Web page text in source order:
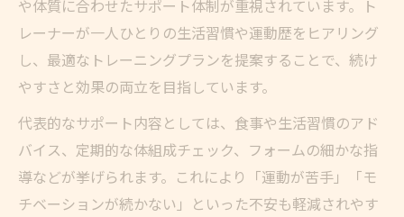
や体質に合わせたサポート体制が重視されています。ト
レーナーが一人ひとりの生活習慣や運動歴をヒアリング
し、最適なトレーニングプランを提案することで、続け
やすさと効果の両立を目指しています。
代表的なサポート内容としては、食事や生活習慣のアド
バイス、定期的な体組成チェック、フォームの細かな指
導などが挙げられます。これにより「運動が苦手」「モ
チベーションが続かない」といった不安も軽減されやす